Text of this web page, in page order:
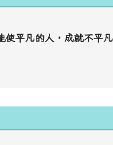
使平凡的人，成就不平凡